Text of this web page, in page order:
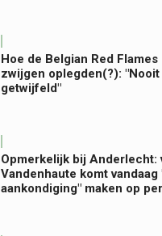
Hoe de Belgian Red
zwijgen oplegden(?):
getwijfeld"
Opmerkelijk bij
Vandenhaute komt vandaag
aankondiging" maken op